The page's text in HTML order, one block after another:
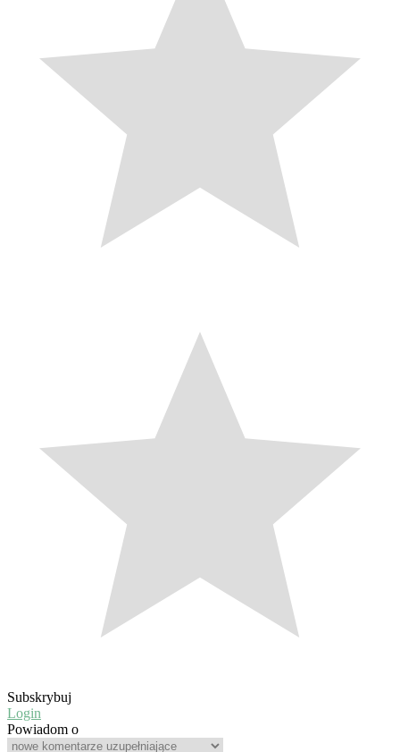
Subskrybuj
Login
Powiadom o